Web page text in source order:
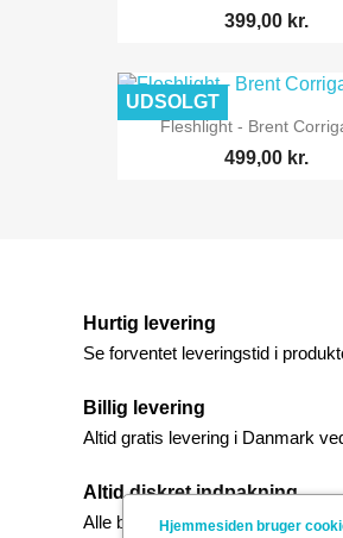
399,00 kr.
Fleshlight - Brent
499,00 kr.
UDSOLGT
Hurtig levering
Se forventet leveringstid i
Billig levering
Altid gratis levering i Danmark
Altid diskret indpakning
Alle bestillinger leveres i diskret
Hjemmesiden bruger